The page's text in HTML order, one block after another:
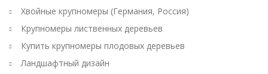
Хвойные крупномеры (Германия, Россия)
Крупномеры лиственных деревьев
Купить крупномеры плодовых деревьев
Ландшафтный дизайн